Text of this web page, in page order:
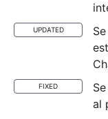
UPDATED
FIXED
al